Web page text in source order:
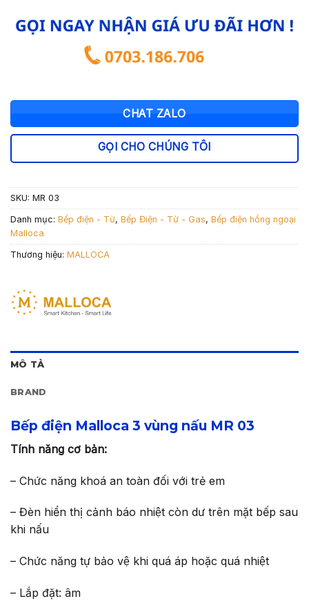
CHAT ZALO
GỌI CHO CHÚNG TÔI
SKU: MR 03
Danh mục: Bếp điện - Từ, Bếp Điện - Từ - Gas, Bếp điện hồng ngoại
Malloca
Thương hiệu: MALLOCA
MÔ TẢ
BRAND
Bếp điện Malloca 3 vùng nấu MR 03
Tính năng cơ bản:
– Chức năng khoá an toàn đối với trẻ em
– Đèn hiển thị cảnh báo nhiệt còn dư trên mặt bếp sau
khi nấu
– Chức năng tự bảo vệ khi quá áp hoặc quá nhiệt
– Lắp đặt: âm